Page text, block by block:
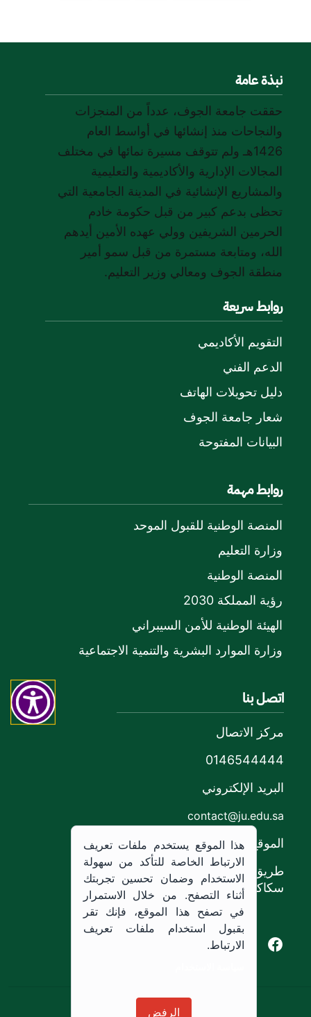
نبذة عامة
حققت جامعة الجوف، عدداً من المنجزات
والنجاحات منذ إنشائها في أواسط العام
1426هـ ولم تتوقف مسيرة نمائها في مختلف
المجالات الإدارية والأكاديمية والتعليمية
والمشاريع الإنشائية في المدينة الجامعية التي
تحظى بدعم كبير من قبل حكومة خادم
الحرمين الشريفين وولي عهده الأمين أيدهم
الله، ومتابعة مستمرة من قبل سمو أمير
منطقة الجوف ومعالي وزير التعليم.
روابط سريعة
التقويم الأكاديمي
الدعم الفني
دليل تحويلات الهاتف
شعار جامعة الجوف
البيانات المفتوحة
روابط مهمة
المنصة الوطنية للقبول الموحد
وزارة التعليم
المنصة الوطنية
رؤية المملكة 2030
الهيئة الوطنية للأمن السيبراني
وزارة الموارد البشرية والتنمية الاجتماعية
اتصل بنا
مركز الاتصال
0146544444
البريد الإلكتروني
contact@ju.edu.sa
الموقع
طريق الملك خالد،
سكاكا, المملكة العربية السعودية.
Facebook of Jouf University
X of Jouf University
سياسة الاستخدام
هذا الموقع يستخدم ملفات تعريف
الارتباط الخاصة للتأكد من سهولة
الاستخدام وضمان تحسين تجربتك
أثناء التصفح. من خلال الاستمرار
في تصفح هذا الموقع، فإنك تقر
بقبول استخدام ملفات تعريف
الارتباط.
الرفض